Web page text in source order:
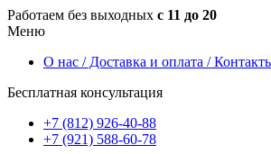
Работаем без выходных с 11 до 20
Меню
О нас / Доставка и оплата /
Бесплатная консультация
+7 (812) 926-40-88
+7 (921) 588-60-78